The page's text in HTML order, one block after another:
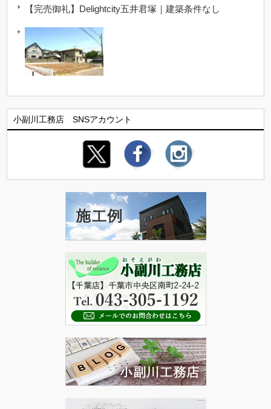
【完売御礼】Delightcity五井君塚｜建築条件なし
小副川工務店 SNSアカウント